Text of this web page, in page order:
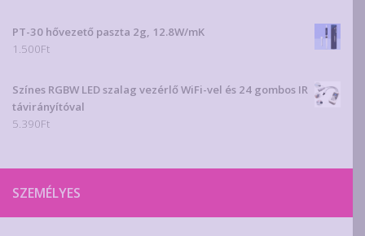
PT-30 hővezető paszta 2g, 12.8W/mK
1.500Ft
Színes RGBW LED szalag vezérlő WiFi-vel és 24 gombos IR
távirányítóval
5.390Ft
SZEMÉLYES